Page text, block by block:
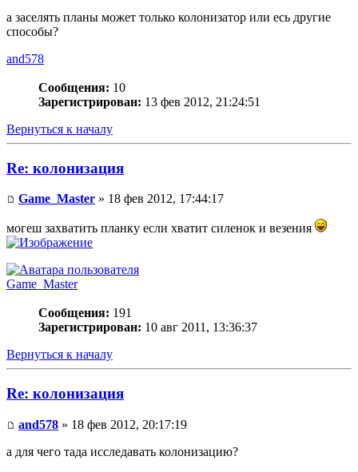
а заселять планы может только колонизатор или есь другие
способы?
and578
Сообщения: 10
Зарегистрирован: 13 фев 2012, 21:24:51
Вернуться к началу
Re: колонизация
Game_Master » 18 фев 2012, 17:44:17
могеш захватить планку если хватит силенок и везения
Game_Master
Сообщения: 191
Зарегистрирован: 10 авг 2011, 13:36:37
Вернуться к началу
Re: колонизация
and578 » 18 фев 2012, 20:17:19
а для чего тада исследавать колонизацию?